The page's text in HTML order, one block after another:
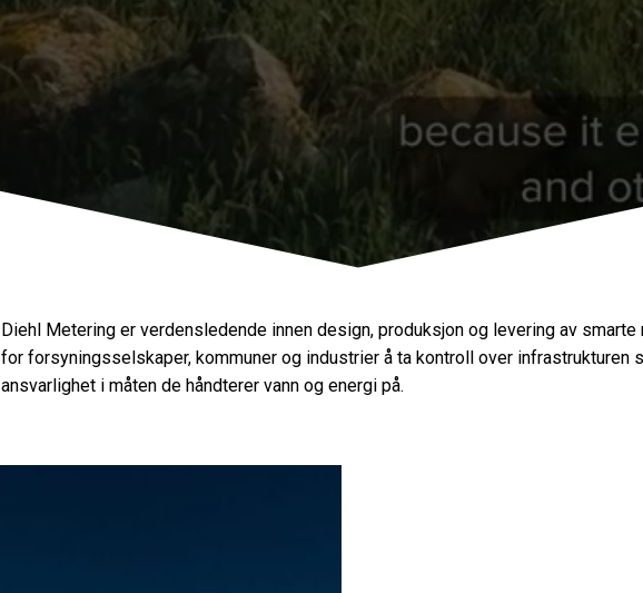
Diehl Metering er verdensledende innen design, produksjon og levering av
for forsyningsselskaper, kommuner og industrier å ta kontroll over
ansvarlighet i måten de håndterer vann og energi på.